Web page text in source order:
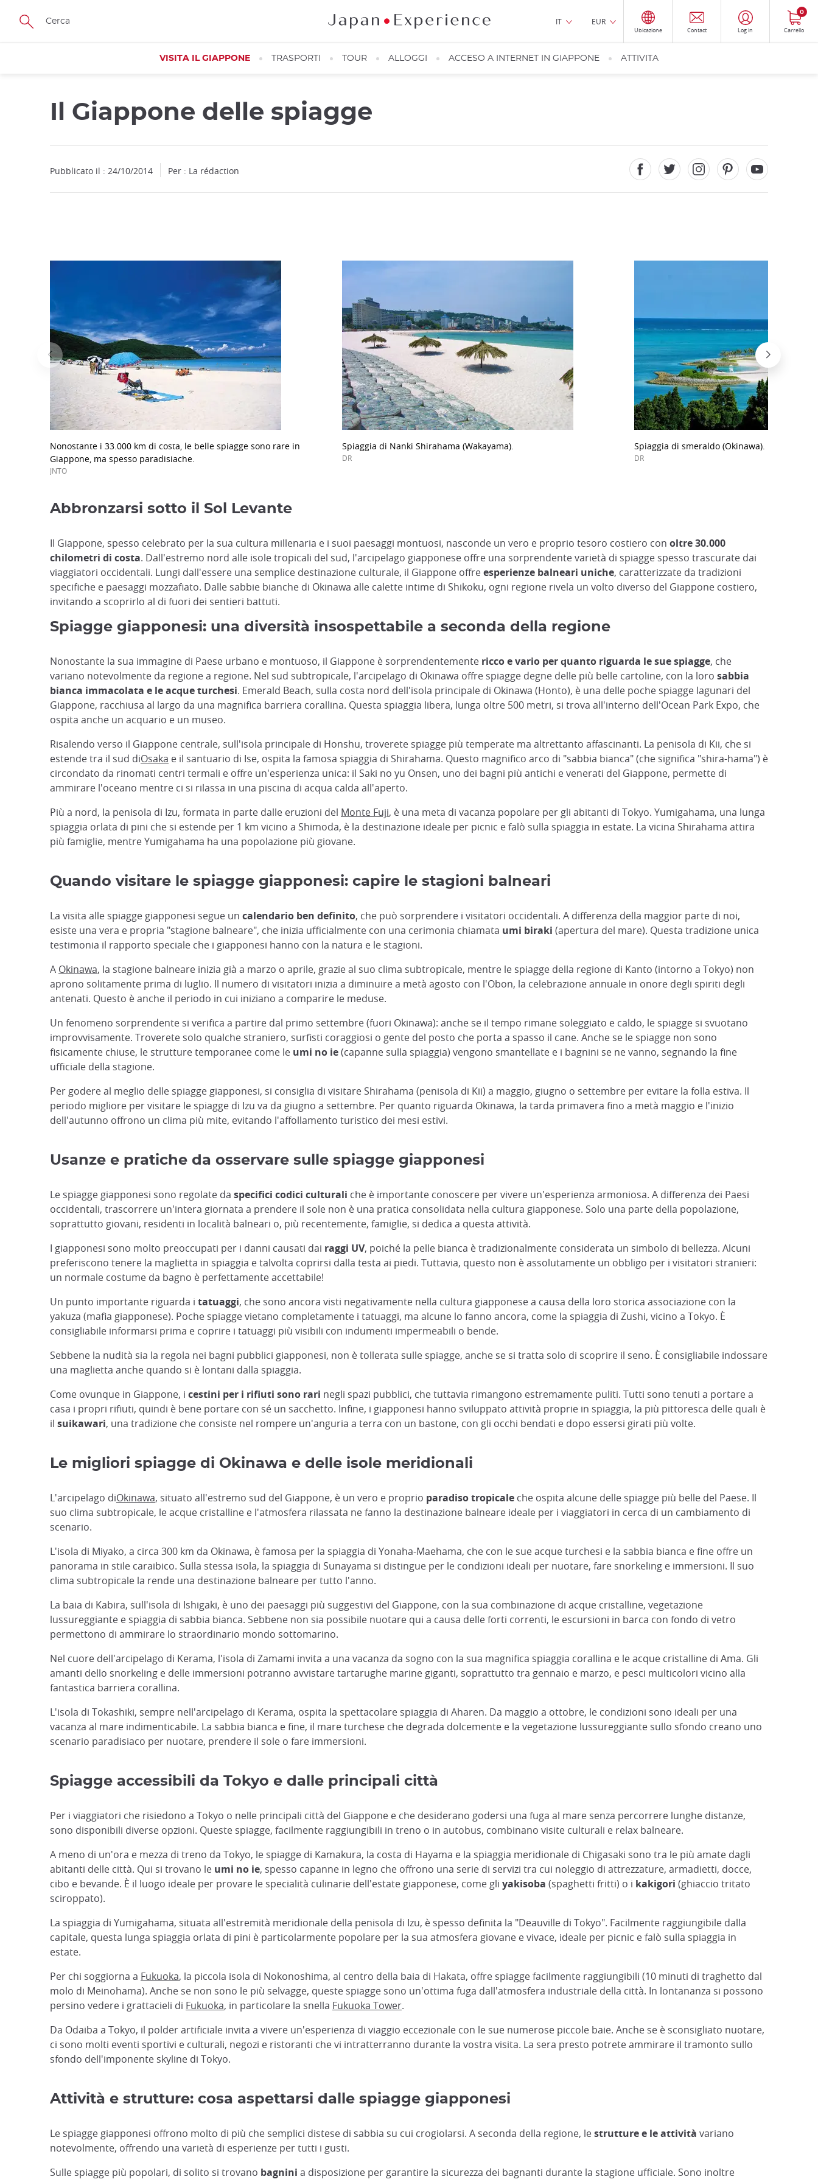
Skip
main
IT EUR
Ubicazione Contact Log in Carrello
0
VISITA IL GIAPPONE TRASPORTI TOUR ALLOGGI ACCESO A INTERNET IN GIAPPONE ATTIVITA
Il Giappone delle spiagge
Pubblicato il : 24/10/2014 Per : La rédaction
Nonostante i 33.000 km di costa, le belle spiagge sono rare in
Giappone, ma spesso paradisiache.
JNTO
Spiaggia di Nanki Shirahama (Wakayama).
DR
Spiaggia di smeraldo (Okinawa).
DR
Abbronzarsi sotto il Sol Levante
Il Giappone, spesso celebrato per la sua cultura millenaria e i suoi paesaggi montuosi, nasconde un vero e proprio tesoro costiero con oltre 30.000
chilometri di costa. Dall'estremo nord alle isole tropicali del sud, l'arcipelago giapponese offre una sorprendente varietà di spiagge spesso trascurate dai
viaggiatori occidentali. Lungi dall'essere una semplice destinazione culturale, il Giappone offreesperienze balneari uniche, caratterizzate da tradizioni
specifiche e paesaggi mozzafiato. Dalle sabbie bianche di Okinawa alle calette intime di Shikoku, ogni regione rivela un volto diverso del Giappone costiero,
invitando a scoprirlo al di fuori dei sentieri battuti.
Spiagge giapponesi: una diversità insospettabile a seconda della regione
Nonostante la sua immagine di Paese urbano e montuoso, il Giappone è sorprendentemente ricco e vario per quanto riguarda le sue spiagge, che
variano notevolmente da regione a regione. Nel sud subtropicale, l'arcipelago di Okinawa offre spiagge degne delle più belle cartoline, con la loro sabbia
bianca immacolata e le acque turchesi. Emerald Beach, sulla costa nord dell'isola principale di Okinawa (Honto), è una delle poche spiagge lagunari del
Giappone, racchiusa al largo da una magnifica barriera corallina. Questa spiaggia libera, lunga oltre 500 metri, si trova all'interno dell'Ocean Park Expo, che
ospita anche un acquario e un museo.
Risalendo verso il Giappone centrale, sull'isola principale di Honshu, troverete spiagge più temperate ma altrettanto affascinanti. La penisola di Kii, che si
estende tra il sud diOsaka e il santuario di Ise, ospita la famosa spiaggia di Shirahama. Questo magnifico arco di "sabbia bianca" (che significa "shira-hama") è
circondato da rinomati centri termali e offre un'esperienza unica: il Saki no yu Onsen, uno dei bagni più antichi e venerati del Giappone, permette di
ammirare l'oceano mentre ci si rilassa in una piscina di acqua calda all'aperto.
Più a nord, la penisola di Izu, formata in parte dalle eruzioni del Monte Fuji, è una meta di vacanza popolare per gli abitanti di Tokyo. Yumigahama, una lunga
spiaggia orlata di pini che si estende per 1 km vicino a Shimoda, è la destinazione ideale per picnic e falò sulla spiaggia in estate. La vicina Shirahama attira
più famiglie, mentre Yumigahama ha una popolazione più giovane.
Quando visitare le spiagge giapponesi: capire le stagioni balneari
La visita alle spiagge giapponesi segue un calendario ben definito, che può sorprendere i visitatori occidentali. A differenza della maggior parte di noi,
esiste una vera e propria "stagione balneare", che inizia ufficialmente con una cerimonia chiamata umi biraki (apertura del mare). Questa tradizione unica
testimonia il rapporto speciale che i giapponesi hanno con la natura e le stagioni.
A Okinawa, la stagione balneare inizia già a marzo o aprile, grazie al suo clima subtropicale, mentre le spiagge della regione di Kanto (intorno a Tokyo) non
aprono solitamente prima di luglio. Il numero di visitatori inizia a diminuire a metà agosto con l'Obon, la celebrazione annuale in onore degli spiriti degli
antenati. Questo è anche il periodo in cui iniziano a comparire le meduse.
Un fenomeno sorprendente si verifica a partire dal primo settembre (fuori Okinawa): anche se il tempo rimane soleggiato e caldo, le spiagge si svuotano
improvvisamente. Troverete solo qualche straniero, surfisti coraggiosi o gente del posto che porta a spasso il cane. Anche se le spiagge non sono
fisicamente chiuse, le strutture temporanee come le umi no ie(capanne sulla spiaggia) vengono smantellate e i bagnini se ne vanno, segnando la fine
ufficiale della stagione.
Per godere al meglio delle spiagge giapponesi, si consiglia di visitare Shirahama (penisola di Kii) a maggio, giugno o settembre per evitare la folla estiva. Il
periodo migliore per visitare le spiagge di Izu va da giugno a settembre. Per quanto riguarda Okinawa, la tarda primavera fino a metà maggio e l'inizio
dell'autunno offrono un clima più mite, evitando l'affollamento turistico dei mesi estivi.
Usanze e pratiche da osservare sulle spiagge giapponesi
Le spiagge giapponesi sono regolate da specifici codici culturali che è importante conoscere per vivere un'esperienza armoniosa. A differenza dei Paesi
occidentali, trascorrere un'intera giornata a prendere il sole non è una pratica consolidata nella cultura giapponese. Solo una parte della popolazione,
soprattutto giovani, residenti in località balneari o, più recentemente, famiglie, si dedica a questa attività.
I giapponesi sono molto preoccupati per i danni causati dai raggi UV, poiché la pelle bianca è tradizionalmente considerata un simbolo di bellezza. Alcuni
preferiscono tenere la maglietta in spiaggia e talvolta coprirsi dalla testa ai piedi. Tuttavia, questo non è assolutamente un obbligo per i visitatori stranieri:
un normale costume da bagno è perfettamente accettabile!
Un punto importante riguarda i tatuaggi, che sono ancora visti negativamente nella cultura giapponese a causa della loro storica associazione con la
yakuza (mafia giapponese). Poche spiagge vietano completamente i tatuaggi, ma alcune lo fanno ancora, come la spiaggia di Zushi, vicino a Tokyo. È
consigliabile informarsi prima e coprire i tatuaggi più visibili con indumenti impermeabili o bende.
Sebbene la nudità sia la regola nei bagni pubblici giapponesi, non è tollerata sulle spiagge, anche se si tratta solo di scoprire il seno. È consigliabile indossare
una maglietta anche quando si è lontani dalla spiaggia.
Come ovunque in Giappone, i cestini per i rifiuti sono rari negli spazi pubblici, che tuttavia rimangono estremamente puliti. Tutti sono tenuti a portare a
casa i propri rifiuti, quindi è bene portare con sé un sacchetto. Infine, i giapponesi hanno sviluppato attività proprie in spiaggia, la più pittoresca delle quali è
il suikawari, una tradizione che consiste nel rompere un'anguria a terra con un bastone, con gli occhi bendati e dopo essersi girati più volte.
Le migliori spiagge di Okinawa e delle isole meridionali
L'arcipelago diOkinawa, situato all'estremo sud del Giappone, è un vero e proprio paradiso tropicale che ospita alcune delle spiagge più belle del Paese. Il
suo clima subtropicale, le acque cristalline e l'atmosfera rilassata ne fanno la destinazione balneare ideale per i viaggiatori in cerca di un cambiamento di
scenario.
L'isola di Miyako, a circa 300 km da Okinawa, è famosa per la spiaggia di Yonaha-Maehama, che con le sue acque turchesi e la sabbia bianca e fine offre un
panorama in stile caraibico. Sulla stessa isola, la spiaggia di Sunayama si distingue per le condizioni ideali per nuotare, fare snorkeling e immersioni. Il suo
clima subtropicale la rende una destinazione balneare per tutto l'anno.
La baia di Kabira, sull'isola di Ishigaki, è uno dei paesaggi più suggestivi del Giappone, con la sua combinazione di acque cristalline, vegetazione
lussureggiante e spiaggia di sabbia bianca. Sebbene non sia possibile nuotare qui a causa delle forti correnti, le escursioni in barca con fondo di vetro
permettono di ammirare lo straordinario mondo sottomarino.
Nel cuore dell'arcipelago di Kerama, l'isola di Zamami invita a una vacanza da sogno con la sua magnifica spiaggia corallina e le acque cristalline di Ama. Gli
amanti dello snorkeling e delle immersioni potranno avvistare tartarughe marine giganti, soprattutto tra gennaio e marzo, e pesci multicolori vicino alla
fantastica barriera corallina.
L'isola di Tokashiki, sempre nell'arcipelago di Kerama, ospita la spettacolare spiaggia di Aharen. Da maggio a ottobre, le condizioni sono ideali per una
vacanza al mare indimenticabile. La sabbia bianca e fine, il mare turchese che degrada dolcemente e la vegetazione lussureggiante sullo sfondo creano uno
scenario paradisiaco per nuotare, prendere il sole o fare immersioni.
Spiagge accessibili da Tokyo e dalle principali città
Per i viaggiatori che risiedono a Tokyo o nelle principali città del Giappone e che desiderano godersi una fuga al mare senza percorrere lunghe distanze,
sono disponibili diverse opzioni. Queste spiagge, facilmente raggiungibili in treno o in autobus, combinano visite culturali e relax balneare.
A meno di un'ora e mezza di treno da Tokyo, le spiagge di Kamakura, la costa di Hayama e la spiaggia meridionale di Chigasaki sono tra le più amate dagli
abitanti delle città. Qui si trovano le umi no ie, spesso capanne in legno che offrono una serie di servizi tra cui noleggio di attrezzature, armadietti, docce,
cibo e bevande. È il luogo ideale per provare le specialità culinarie dell'estate giapponese, come gli yakisoba (spaghetti fritti) o i kakigori (ghiaccio tritato
sciroppato).
La spiaggia di Yumigahama, situata all'estremità meridionale della penisola di Izu, è spesso definita la "Deauville di Tokyo". Facilmente raggiungibile dalla
capitale, questa lunga spiaggia orlata di pini è particolarmente popolare per la sua atmosfera giovane e vivace, ideale per picnic e falò sulla spiaggia in
estate.
Per chi soggiorna a Fukuoka, la piccola isola di Nokonoshima, al centro della baia di Hakata, offre spiagge facilmente raggiungibili (10 minuti di traghetto dal
molo di Meinohama). Anche se non sono le più selvagge, queste spiagge sono un'ottima fuga dall'atmosfera industriale della città. In lontananza si possono
persino vedere i grattacieli di Fukuoka, in particolare la snella Fukuoka Tower.
Da Odaiba a Tokyo, il polder artificiale invita a vivere un'esperienza di viaggio eccezionale con le sue numerose piccole baie. Anche se è sconsigliato nuotare,
ci sono molti eventi sportivi e culturali, negozi e ristoranti che vi intratterranno durante la vostra visita. La sera presto potrete ammirare il tramonto sullo
sfondo dell'imponente skyline di Tokyo.
Attività e strutture: cosa aspettarsi dalle spiagge giapponesi
Le spiagge giapponesi offrono molto di più che semplici distese di sabbia su cui crogiolarsi. A seconda della regione, lestrutture e le attività variano
notevolmente, offrendo una varietà di esperienze per tutti i gusti.
Sulle spiagge più popolari, di solito si trovano bagnini a disposizione per garantire la sicurezza dei bagnanti durante la stagione ufficiale. Sono inoltre